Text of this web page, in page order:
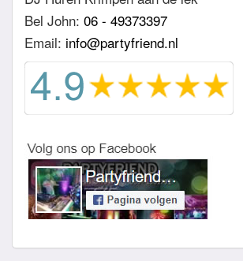
Bel John: 06 - 49373397
Email: info@partyfriend.nl